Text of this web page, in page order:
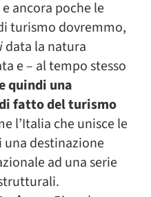
ancora poche le
turismo dovremmo,
data la natura
e – al tempo stesso
quindi una
fatto del turismo
l’Italia che unisce le
destinazione
ad una serie